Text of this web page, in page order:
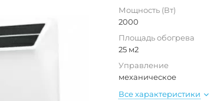
Мощность (Вт)
2000
Площадь обогрева
25 м2
Управление
механическое
Все характеристики